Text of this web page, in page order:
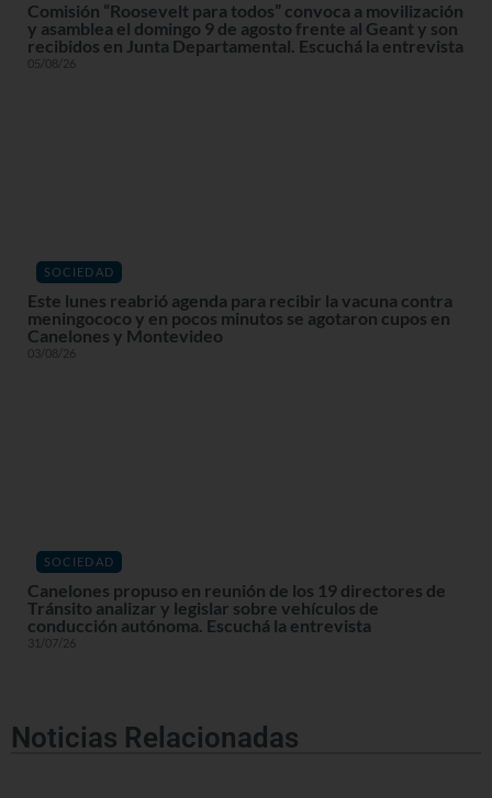
Comisión “Roosevelt para todos” convoca a movilización
y asamblea el domingo 9 de agosto frente al Geant y son
recibidos en Junta Departamental. Escuchá la entrevista
05/08/26
SOCIEDAD
Este lunes reabrió agenda para recibir la vacuna contra
meningococo y en pocos minutos se agotaron cupos en
Canelones y Montevideo
03/08/26
SOCIEDAD
Canelones propuso en reunión de los 19 directores de
Tránsito analizar y legislar sobre vehículos de
conducción autónoma. Escuchá la entrevista
31/07/26
Noticias Relacionadas